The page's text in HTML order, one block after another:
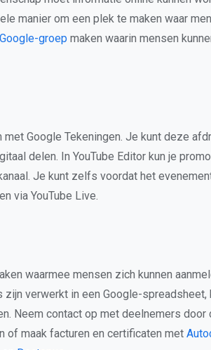
manier om een plek te maken waar
Google-groep maken waarin mensen
Google Tekeningen. Je kunt deze
delen. In YouTube Editor kun je
Je kunt zelfs voordat het
via YouTube Live.
waarmee mensen zich kunnen
verwerkt in een Google-spreadsheet,
Neem contact op met deelnemers door
of maak facturen en certificaten met